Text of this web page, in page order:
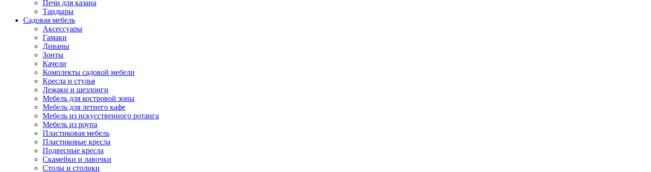
Печи для казана
Тандыры
Садовая мебель
Аксессуары
Гамаки
Диваны
Зонты
Качели
Комплекты садовой мебели
Кресла и стулья
Лежаки и шезлонги
Мебель для костровой зоны
Мебель для летнего кафе
Мебель из искусственного ротанга
Мебель из роупа
Пластиковая мебель
Пластиковые кресла
Подвесные кресла
Скамейки и лавочки
Столы и столики